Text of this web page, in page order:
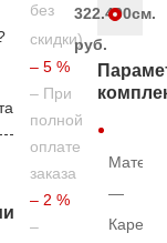
без
скидки)
– 5 %
– При
полной
оплате
заказа
– 2 %
–
322.400
руб.
см.
—